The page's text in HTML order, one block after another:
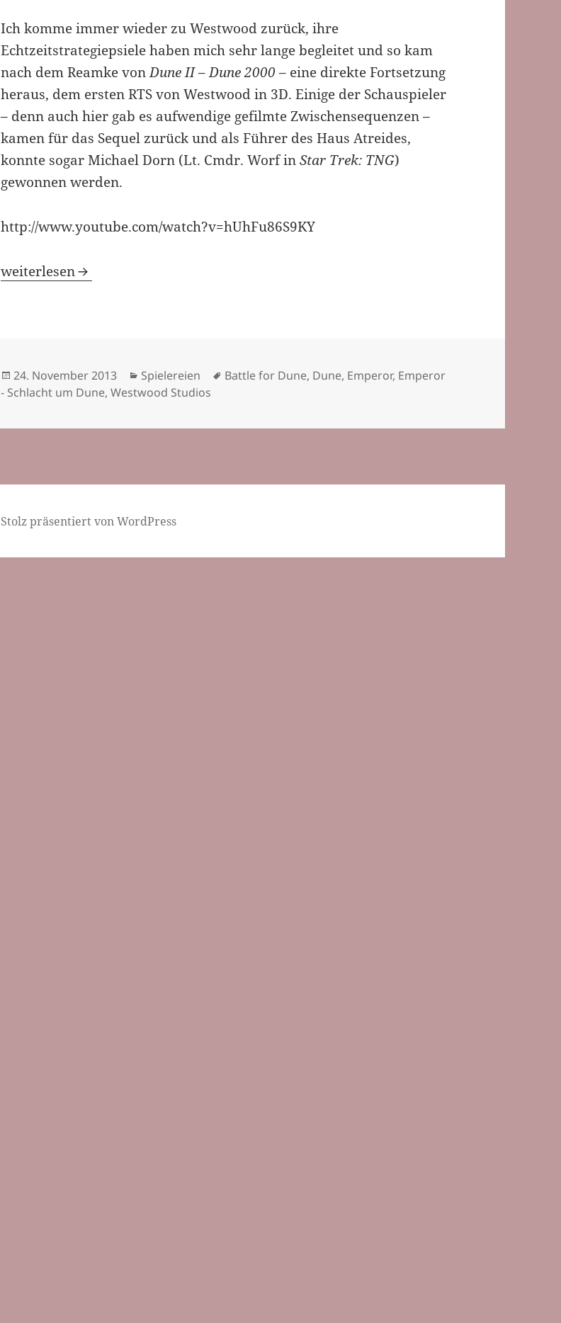
Ich komme immer wieder zu Westwood zurück, ihre
Echtzeitstrategiepsiele haben mich sehr lange begleitet und so kam
nach dem Reamke vonDune II–Dune 2000 – eine direkte Fortsetzung
heraus, dem ersten RTS von Westwood in 3D. Einige der Schauspieler
– denn auch hier gab es aufwendige gefilmte Zwischensequenzen –
kamen für das Sequel zurück und als Führer des Haus Atreides,
konnte sogar Michael Dorn (Lt. Cmdr. Worf inStar Trek: TNG)
gewonnen werden.
http://www.youtube.com/watch?v=hUhFu86S9KY
E wie… Emperor – Schlacht um Dune
weiterlesen
Veröffentlicht
am
24. November 2013 Kategorien
Spielereien Schlagwörter
Battle for Dune, Dune, Emperor, Emperor
- Schlacht um Dune,Westwood Studios
Stolz präsentiert von WordPress